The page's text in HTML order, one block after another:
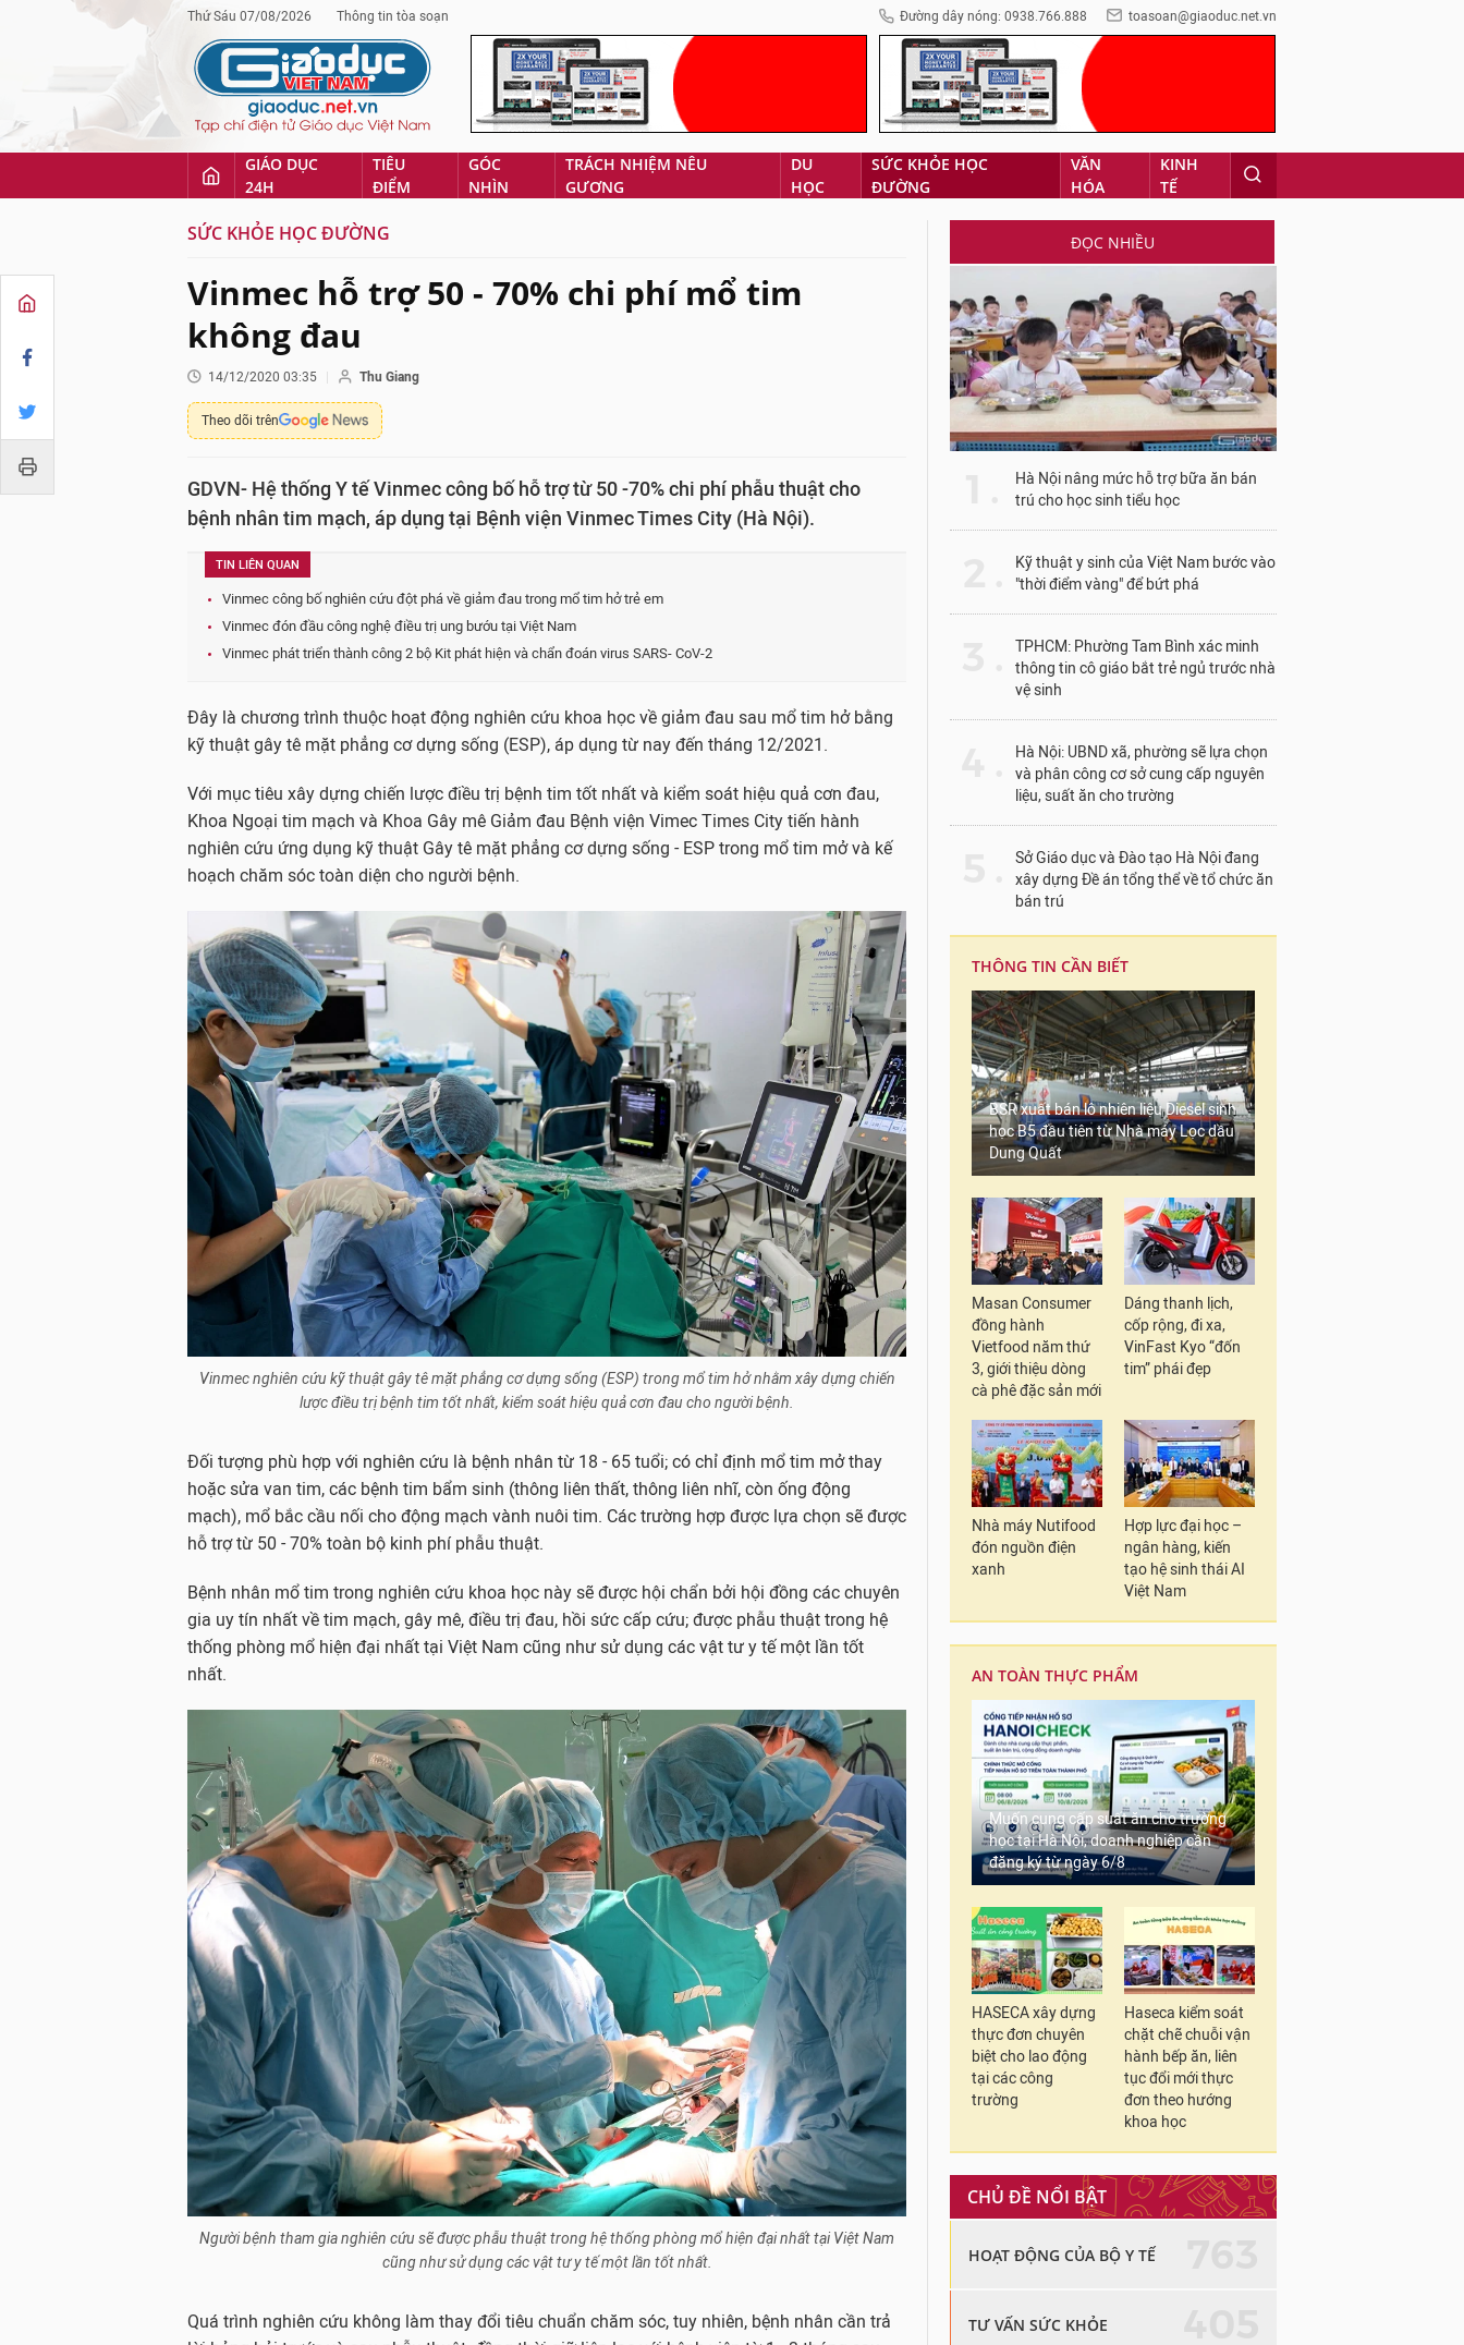
Thứ Sáu 07/08/2026 Thông tin tòa soạn Đường dây nóng: 0938.766.888 toasoan@giaoduc.net.vn
GIÁO DỤC
24H
TIÊU
ĐIỂM
GÓC
NHÌN
TRÁCH NHIỆM NÊU
GƯƠNG
DU
HỌC
SỨC KHỎE HỌC
ĐƯỜNG
VĂN
HÓA
KINH
TẾ
SỨC KHỎE HỌC ĐƯỜNG
Vinmec hỗ trợ 50 - 70% chi phí mổ tim
không đau
14/12/2020 03:35 Thu Giang
Theo dõi trên
GDVN- Hệ thống Y tế Vinmec công bố hỗ trợ từ 50 -70% chi phí phẫu thuật cho
bệnh nhân tim mạch, áp dụng tại Bệnh viện Vinmec Times City (Hà Nội).
TIN LIÊN QUAN
Vinmec công bố nghiên cứu đột phá về giảm đau trong mổ tim hở trẻ em
Vinmec đón đầu công nghệ điều trị ung bướu tại Việt Nam
Vinmec phát triển thành công 2 bộ Kit phát hiện và chẩn đoán virus SARS- CoV-2
Đây là chương trình thuộc hoạt động nghiên cứu khoa học về giảm đau sau mổ tim hở bằng
kỹ thuật gây tê mặt phẳng cơ dựng sống (ESP), áp dụng từ nay đến tháng 12/2021.
Với mục tiêu xây dựng chiến lược điều trị bệnh tim tốt nhất và kiểm soát hiệu quả cơn đau,
Khoa Ngoại tim mạch và Khoa Gây mê Giảm đau Bệnh viện Vimec Times City tiến hành
nghiên cứu ứng dụng kỹ thuật Gây tê mặt phẳng cơ dựng sống - ESP trong mổ tim mở và kế
hoạch chăm sóc toàn diện cho người bệnh.
Vinmec nghiên cứu kỹ thuật gây tê mặt phẳng cơ dựng sống (ESP) trong mổ tim hở nhằm xây dựng chiến
lược điều trị bệnh tim tốt nhất, kiểm soát hiệu quả cơn đau cho người bệnh.
Đối tượng phù hợp với nghiên cứu là bệnh nhân từ 18 - 65 tuổi; có chỉ định mổ tim mở thay
hoặc sửa van tim, các bệnh tim bẩm sinh (thông liên thất, thông liên nhĩ, còn ống động
mạch), mổ bắc cầu nối cho động mạch vành nuôi tim. Các trường hợp được lựa chọn sẽ được
hỗ trợ từ 50 - 70% toàn bộ kinh phí phẫu thuật.
Bệnh nhân mổ tim trong nghiên cứu khoa học này sẽ được hội chẩn bởi hội đồng các chuyên
gia uy tín nhất về tim mạch, gây mê, điều trị đau, hồi sức cấp cứu; được phẫu thuật trong hệ
thống phòng mổ hiện đại nhất tại Việt Nam cũng như sử dụng các vật tư y tế một lần tốt
nhất.
Người bệnh tham gia nghiên cứu sẽđược phẫu thuật trong hệ thống phòng mổ hiện đại nhất tại Việt Nam
cũng như sử dụng các vật tư y tế một lần tốt nhất.
Quá trình nghiên cứu không làm thay đổi tiêu chuẩn chăm sóc, tuy nhiên, bệnh nhân cần trả
ĐỌC NHIỀU
Hà Nội nâng mức hỗ trợ bữa ăn bán
trú cho học sinh tiểu học
Kỹ thuật y sinh của Việt Nam bước vào
"thời điểm vàng" để bứt phá
TPHCM: Phường Tam Bình xác minh
thông tin cô giáo bắt trẻ ngủ trước nhà
vệ sinh
Hà Nội: UBND xã, phường sẽ lựa chọn
và phân công cơ sở cung cấp nguyên
liệu, suất ăn cho trường
Sở Giáo dục và Đào tạo Hà Nội đang
xây dựng Đề án tổng thể về tổ chức ăn
bán trú
THÔNG TIN CẦN BIẾT
BSR xuất bán lô nhiên liệu Diesel sinh
học B5 đầu tiên từ Nhà máy Lọc dầu
Dung Quất
Masan Consumer
đồng hành
Vietfood năm thứ
3, giới thiệu dòng
cà phê đặc sản mới
Dáng thanh lịch,
cốp rộng, đi xa,
VinFast Kyo “đốn
tim” phái đẹp
Nhà máy Nutifood
đón nguồn điện
xanh
Hợp lực đại học –
ngân hàng, kiến
tạo hệ sinh thái AI
Việt Nam
AN TOÀN THỰC PHẨM
Muốn cung cấp suất ăn cho trường
học tại Hà Nội, doanh nghiệp cần
đăng ký từ ngày 6/8
HASECA xây dựng
thực đơn chuyên
biệt cho lao động
tại các công
trường
Haseca kiểm soát
chặt chẽ chuỗi vận
hành bếp ăn, liên
tục đổi mới thực
đơn theo hướng
khoa học
CHỦ ĐỀ NỔI BẬT
HOẠT ĐỘNG CỦA BỘ Y TẾ
TƯ VẤN SỨC KHỎE